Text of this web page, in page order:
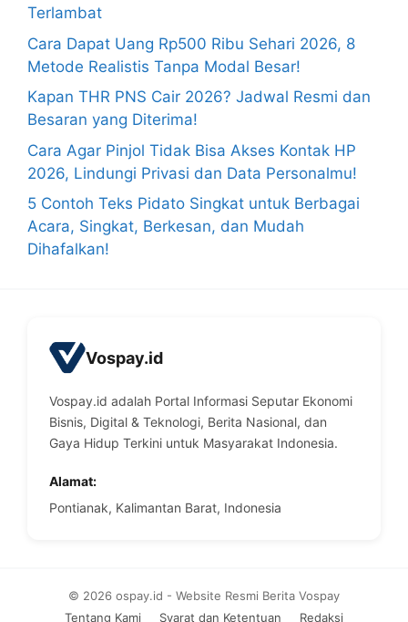
Terlambat
Cara Dapat Uang Rp500 Ribu Sehari 2026, 8
Metode Realistis Tanpa Modal Besar!
Kapan THR PNS Cair 2026? Jadwal Resmi dan
Besaran yang Diterima!
Cara Agar Pinjol Tidak Bisa Akses Kontak HP
2026, Lindungi Privasi dan Data Personalmu!
5 Contoh Teks Pidato Singkat untuk Berbagai
Acara, Singkat, Berkesan, dan Mudah
Dihafalkan!
Vospay.id
Vospay.id adalah Portal Informasi Seputar Ekonomi
Bisnis, Digital & Teknologi, Berita Nasional, dan
Gaya Hidup Terkini untuk Masyarakat Indonesia.
Alamat:
Pontianak, Kalimantan Barat, Indonesia
Tentang Kami Syarat dan Ketentuan Redaksi
© 2026 ospay.id - Website Resmi Berita Vospay